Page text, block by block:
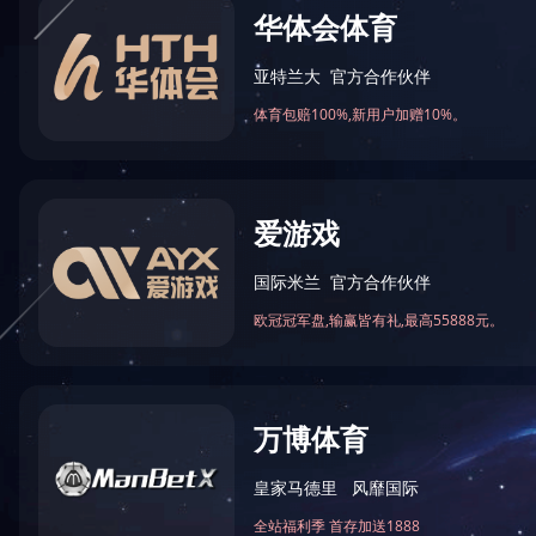
关于我们 研发中心 产品中心